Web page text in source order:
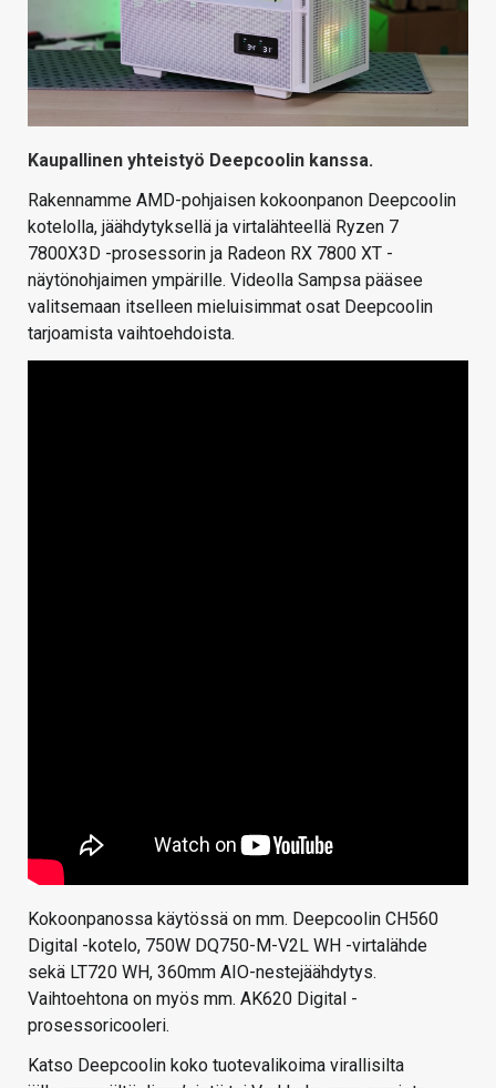
Kaupallinen yhteistyö Deepcoolin kanssa.
Rakennamme AMD-pohjaisen kokoonpanon Deepcoolin
kotelolla, jäähdytyksellä ja virtalähteellä Ryzen 7
7800X3D -prosessorin ja Radeon RX 7800 XT -
näytönohjaimen ympärille. Videolla Sampsa pääsee
valitsemaan itselleen mieluisimmat osat Deepcoolin
tarjoamista vaihtoehdoista.
Kokoonpanossa käytössä on mm. Deepcoolin CH560
Digital -kotelo, 750W DQ750-M-V2L WH -virtalähde
sekä LT720 WH, 360mm AIO-nestejäähdytys.
Vaihtoehtona on myös mm. AK620 Digital -
prosessoricooleri.
Katso Deepcoolin koko tuotevalikoima virallisilta